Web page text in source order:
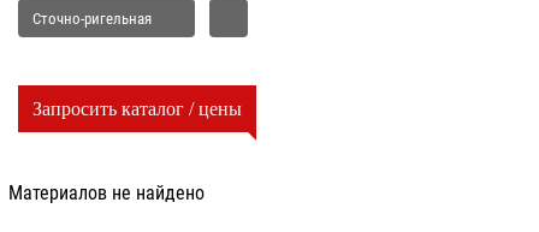
Сточно-ригельная
Запросить каталог / цены
Материалов не найдено